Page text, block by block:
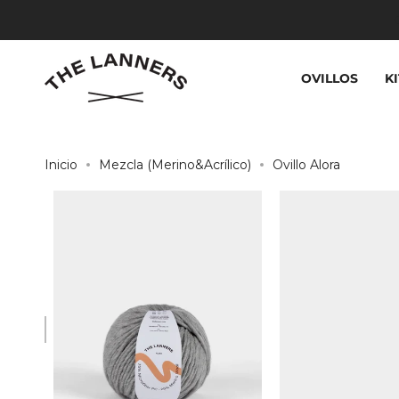
contenido
OVILLOS
Inicio Mezcla (Merino&Acrílico) Ovillo Alora